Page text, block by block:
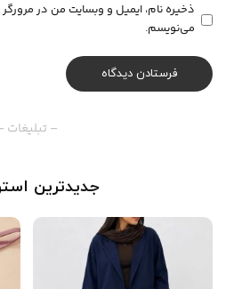
ذخیره نام، ایمیل و وبسایت من در
می‌نویسم.
– تبلیغات
جدیدترین